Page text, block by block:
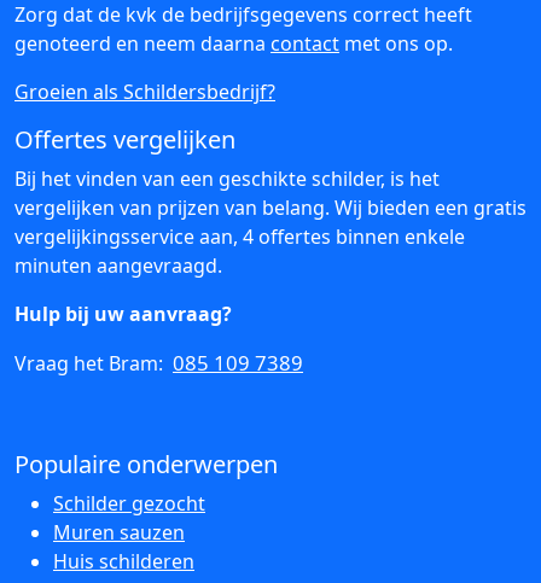
Zorg dat de kvk de bedrijfsgegevens correct heeft
genoteerd en neem daarna contact met ons op.
Groeien als Schildersbedrijf?
Offertes vergelijken
Bij het vinden van een geschikte schilder, is het
vergelijken van prijzen van belang. Wij bieden een gratis
vergelijkingsservice aan, 4 offertes binnen enkele
minuten aangevraagd.
Hulp bij uw aanvraag?
Vraag het Bram: 085 109 7389
Populaire onderwerpen
Schilder gezocht
Muren sauzen
Huis schilderen